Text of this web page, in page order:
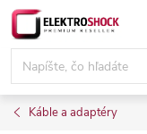
Prejsť
na
obsah
Káble a adaptéry